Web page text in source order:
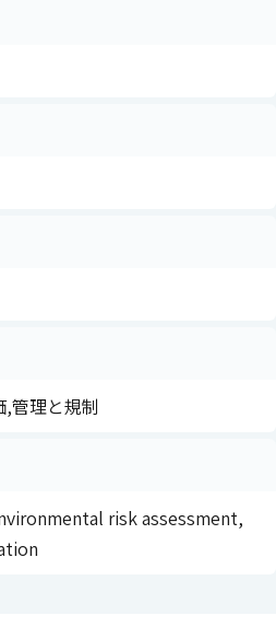
管理と規制
risk assessment,